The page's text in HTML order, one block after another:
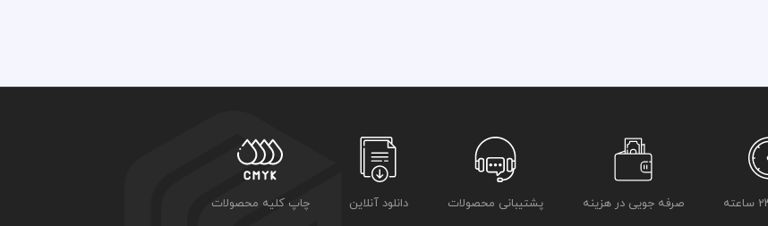
صرفه جویی در هزینه پشتیبانی محصولات دانلود آنلاین چاپ کلیه محصولات